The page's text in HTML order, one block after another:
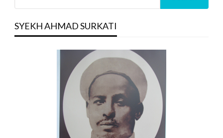
SYEKH AHMAD SURKATI